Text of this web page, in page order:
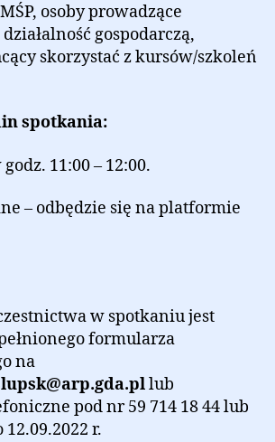
osoby prowadzące
gospodarczą,
skorzystać z kursów/szkoleń
spotkania:
11:00 – 12:00.
– odbędzie się na platformie
w spotkaniu jest
formularza
na
lub
pod nr 59 714 18 44 lub
12.09.2022 r.